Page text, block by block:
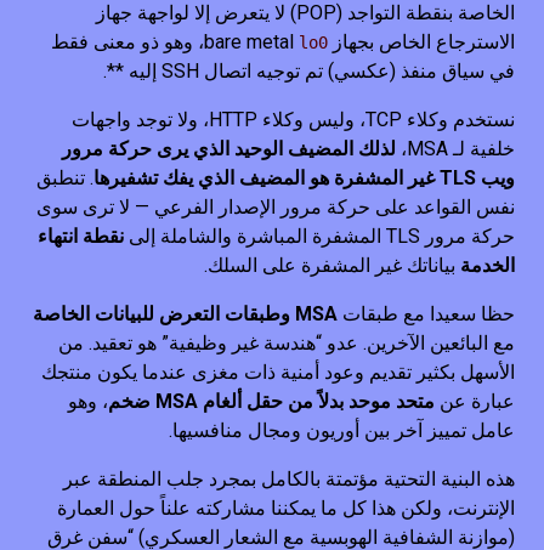
الخاصة بنقطة التواجد (POP) لا يتعرض إلا لواجهة جهاز
الاسترجاع الخاص بجهاز bare metal lo0
، وهو ذو معنى فقط
في سياق منفذ (عكسي) تم توجيه اتصال SSH إليه **.
نستخدم وكلاء TCP، وليس وكلاء HTTP، ولا توجد واجهات
خلفية لـ MSA،
لذلك المضيف الوحيد الذي يرى حركة مرور
ويب TLS غير المشفرة هو المضيف الذي يفك تشفيرها
. تنطبق
نفس القواعد على حركة مرور الإصدار الفرعي — لا ترى سوى
حركة مرور TLS المشفرة المباشرة والشاملة إلى
نقطة انتهاء
الخدمة بياناتك غير المشفرة على السلك.
حظا سعيدا مع طبقات MSA وطبقات التعرض للبيانات الخاصة
مع البائعين الآخرين. عدو “هندسة غير وظيفية” هو تعقيد. من
الأسهل بكثير تقديم وعود أمنية ذات مغزى عندما يكون منتجك
عبارة عن متحد موحد بدلاً من حقل ألغام MSA ضخم
، وهو
عامل تمييز آخر بين أوريون ومجال منافسيها.
هذه البنية التحتية مؤتمتة بالكامل بمجرد جلب المنطقة عبر
الإنترنت، ولكن هذا كل ما يمكننا مشاركته علناً حول العمارة
(موازنة الشفافية الهوبسية مع الشعار العسكري) “سفن غرق